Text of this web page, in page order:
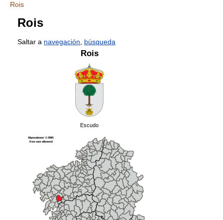
Rois
Rois
Saltar a navegación búsqueda
Rois
Escudo